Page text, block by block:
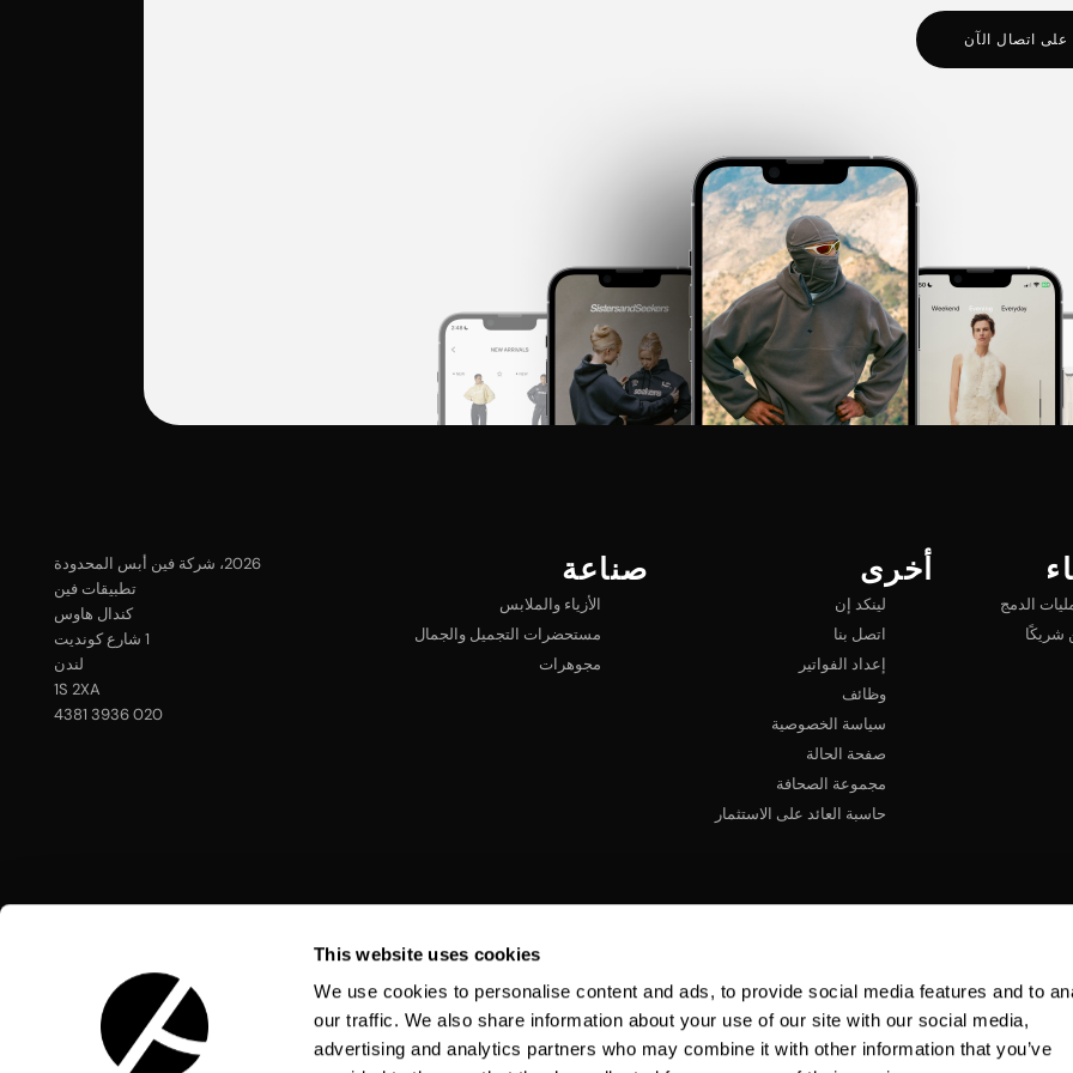
This website uses cookies
We use cookies to personalise content and ads, to provide social media features and to
our traffic. We also share information about your use of our site with our social media,
advertising and analytics partners who may combine it with other information that you’ve
على اتصال الآن
الدمج
شريكًا
أخرى
لينكد إن
اتصل بنا
إعداد الفواتير
وظائف
سياسة الخصوصية
صفحة الحالة
مجموعة الصحافة
حاسبة العائد على الاستثمار
صناعة
الأزياء والملابس
مستحضرات التجميل والجمال
مجوهرات
2026، شركة فين أبس المحدودة
تطبيقات فين
كندال هاوس
1 شارع كونديت
لندن
1S 2XA
020 3936 4381